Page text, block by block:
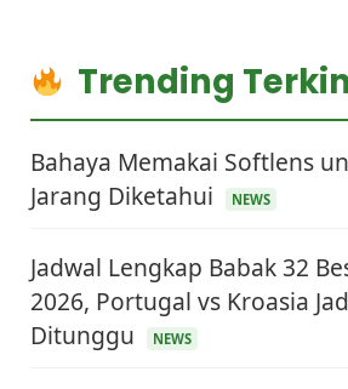
Trending
Bahaya Memakai Softlens
Jarang Diketahui
NEWS
Jadwal Lengkap Babak 32
2026, Portugal vs Kroasia
Ditunggu
NEWS